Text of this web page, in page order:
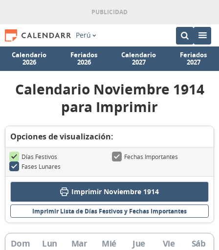
Perú
Calendario
2026
Feriados
2026
Calendario
2027
Feriados
2027
Calendario Noviembre 1914
para Imprimir
Opciones de visualización:
Días Festivos
Fechas Importantes
Fases Lunares
Imprimir Noviembre 1914
Imprimir Lista de Días Festivos y Fechas Importantes
Dom Lun Mar Mié Jue Vie Sáb